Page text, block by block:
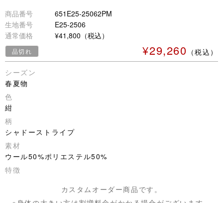
商品番号
651E25-25062PM
生地番号
E25-2506
通常価格
¥41,800（税込）
¥29,260 （税込）
品切れ
シーズン
春夏物
色
紺
柄
シャドーストライプ
素材
ウール50%ポリエステル50%
特徴
カスタムオーダー商品です。